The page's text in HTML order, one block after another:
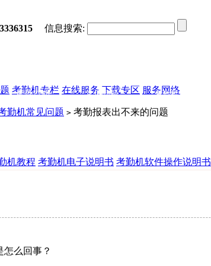
信息搜索:
考勤机专栏 在线服务 下载专区 服务网络
配件订购 常见问题 考勤机专栏
勤机常见问题 > 考勤报表出不来的问题
机教程 考勤机电子说明书 考勤机软件操作说明书
怎么回事？